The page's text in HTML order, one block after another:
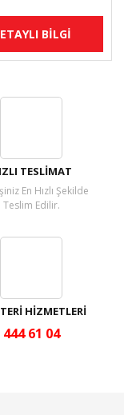
BİLGİ
TESLİMAT
En Hızlı Şekilde
Teslim Edilir.
HİZMETLERİ
444 61 04